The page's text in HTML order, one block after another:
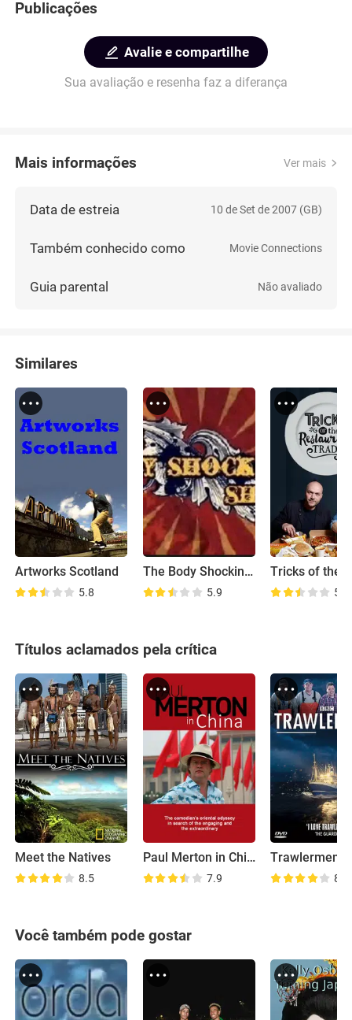
Publicações
Avalie e compartilhe
Sua avaliação e resenha faz a diferança
Mais informações Ver mais
Data de estreia 10 de Set de 2007 (GB)
Também conhecido como Movie Connections
Guia parental Não avaliado
Similares
Artworks Scotland
5.8
The Body Shocking Show
5.9 5.8
Títulos aclamados pela crítica
Meet the Natives
8.5
Paul Merton in China
7.9
Trawlermen
8.6
Você também pode gostar